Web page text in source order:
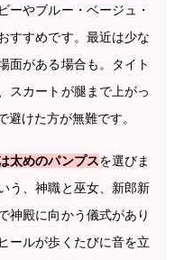
やブルー・ベージュ・
すすめです。最近は少な
面がある場合も。タイト
スカートが腿まで上がっ
けた方が無難です。
太めのパンプスを選びま
う、神職と巫女、新郎新
神殿に向かう儀式があり
ールが歩くたびに音を立